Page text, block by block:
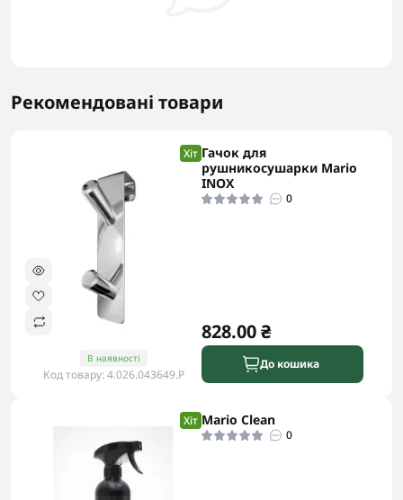
Рекомендовані товари
Хіт
В наявності
Код товару: 4.026.043649.P
Гачок для
рушникосушарки Mario
INOX
0
828.00 ₴
До кошика
Хіт Mario Clean
0